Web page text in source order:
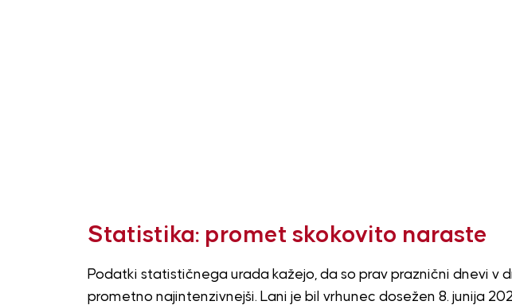
Statistika: promet skokovito naraste
Podatki statističnega urada kažejo, da so prav praznični dnevi v
prometno najintenzivnejši. Lani je bil vrhunec dosežen 8. junija